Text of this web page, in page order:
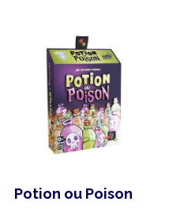
Potion ou Poison